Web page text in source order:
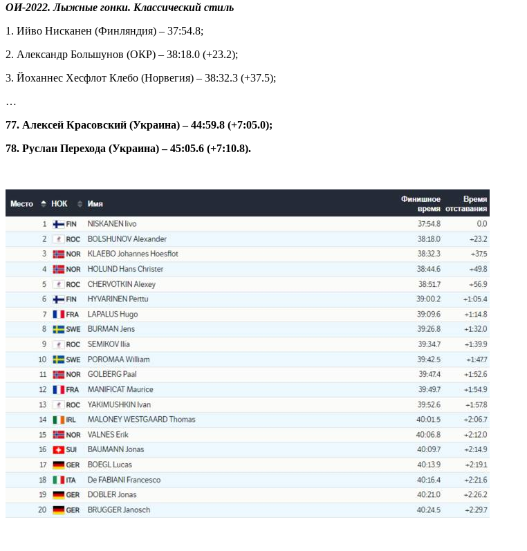
ОИ-2022. Лыжные гонки. Классический стиль
1. Ийво Нисканен (Финляндия) – 37:54.8;
2. Александр Большунов (ОКР) – 38:18.0 (+23.2);
3. Йоханнес Хесфлот Клебо (Норвегия) – 38:32.3 (+37.5);
…
77. Алексей Красовский (Украина) – 44:59.8 (+7:05.0);
78. Руслан Перехода (Украина) – 45:05.6 (+7:10.8).